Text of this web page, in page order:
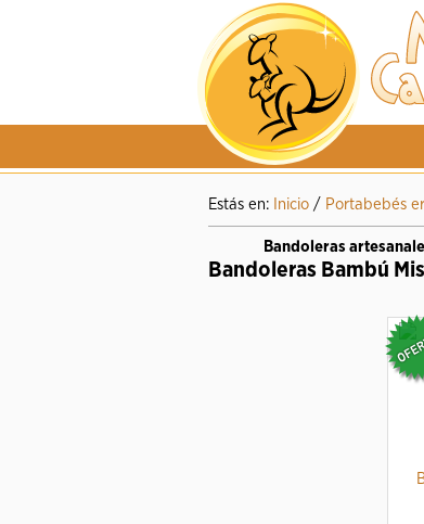
Estás en: Inicio / Portabebés
Bandoleras
Bandoleras Bambú